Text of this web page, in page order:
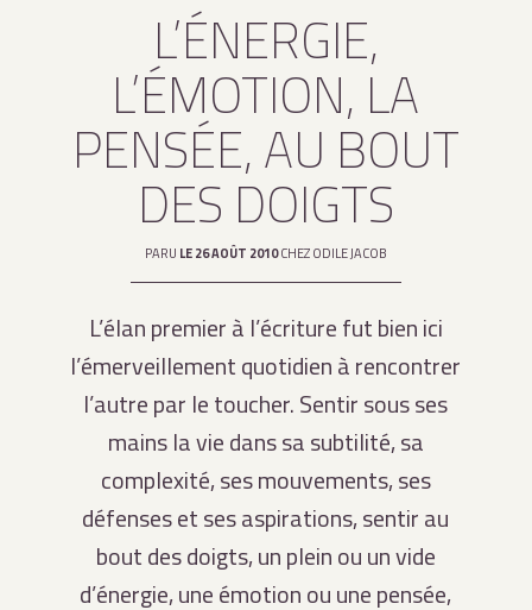
L’ÉNERGIE,
L’ÉMOTION, LA
PENSÉE, AU BOUT
DES DOIGTS
PARU LE 26 AOÛT 2010CHEZ ODILE JACOB
L’élan premier à l’écriture fut bien ici
l’émerveillement quotidien à rencontrer
l’autre par le toucher. Sentir sous ses
mains la vie dans sa subtilité, sa
complexité, ses mouvements, ses
défenses et ses aspirations, sentir au
bout des doigts, un plein ou un vide
d’énergie, une émotion ou une pensée,